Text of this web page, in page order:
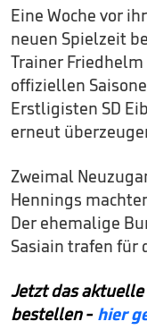
Eine Woche vor
neuen Spielzeit
Trainer
offiziellen
Erstligisten SD
erneut
Zweimal
Hennings
Der ehemalige
Sasiain trafen für
Jetzt das aktuelle
bestellen - hier